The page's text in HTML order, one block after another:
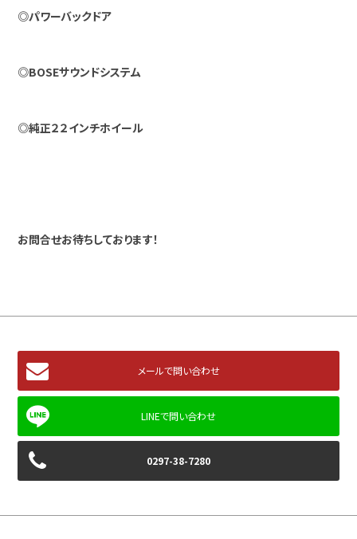
◎パワーバックドア
◎BOSEサウンドシステム
◎純正２２インチホイール
お問合せお待ちしております！
メールで問い合わせ
0297-38-7280